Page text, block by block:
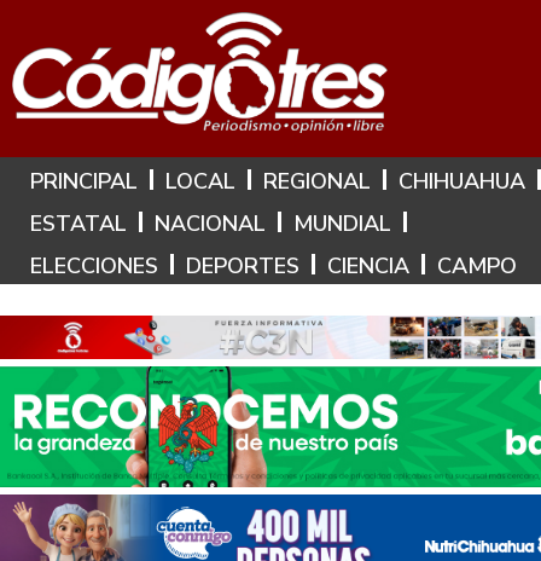
Hoy es: 9 de Agosto de 2026
PRINCIPAL LOCAL REGIONAL
CHIHUAHUA
ESTATAL
NACIONAL
MUNDIAL
ELECCIONES
DEPORTES CIENCIA CAMPO